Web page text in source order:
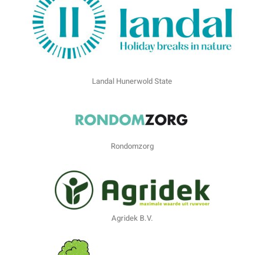
Landal Hunerwold State
Rondomzorg
Agridek B.V.